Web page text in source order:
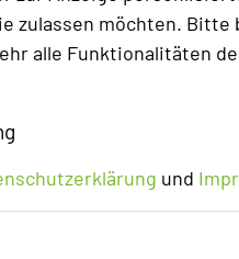
zulassen möchten. Bitte
alle Funktionalitäten
und
und
einem